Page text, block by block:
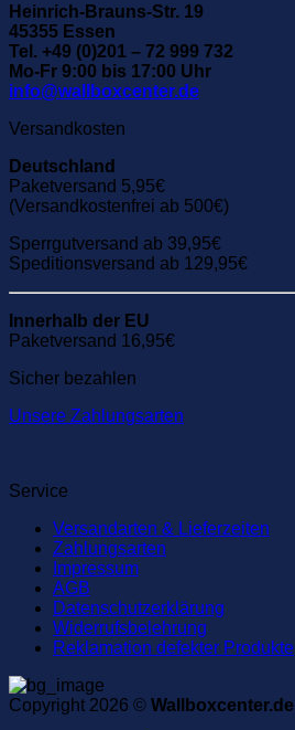
Heinrich-Brauns-Str. 19
45355 Essen
Tel. +49 (0)201 – 72 999 732
Mo-Fr 9:00 bis 17:00 Uhr
info@wallboxcenter.de
Versandkosten
Deutschland
Paketversand 5,95€
(Versandkostenfrei ab 500€)
Sperrgutversand ab 39,95€
Speditionsversand ab 129,95€
Innerhalb der EU
Paketversand 16,95€
Sicher bezahlen
Unsere Zahlungsarten
Service
Versandarten & Lieferzeiten
Zahlungsarten
Impressum
AGB
Datenschutzerklärung
Widerrufsbelehrung
Reklamation defekter Produkte
Copyright 2026 © Wallboxcenter.de